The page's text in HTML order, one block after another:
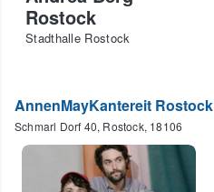
Rostock
Stadthalle Rostock
AnnenMayKantereit Rostock
Schmarl Dorf 40, Rostock, 18106